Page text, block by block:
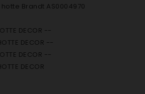
Brandt AS0004970
DECOR --
DECOR --
DECOR --
DECOR